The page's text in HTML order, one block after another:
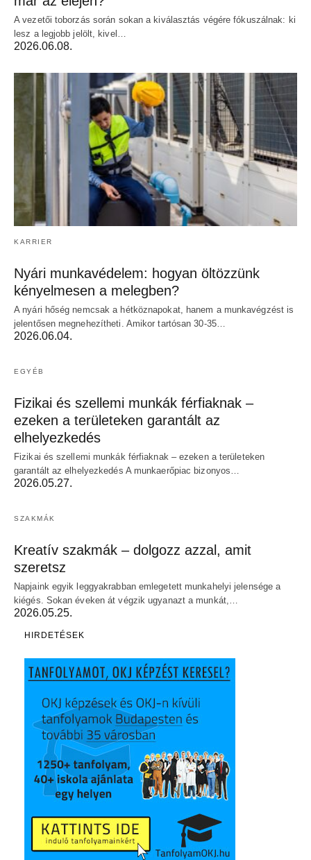
A vezetői toborzás során sokan a kiválasztás végére fókuszálnak: ki
lesz a legjobb jelölt, kivel…
2026.06.08.
KARRIER
Nyári munkavédelem: hogyan öltözzünk
kényelmesen a melegben?
A nyári hőség nemcsak a hétköznapokat, hanem a munkavégzést is
jelentősen megnehezítheti. Amikor tartósan 30-35…
2026.06.04.
EGYÉB
Fizikai és szellemi munkák férfiaknak –
ezeken a területeken garantált az
elhelyezkedés
Fizikai és szellemi munkák férfiaknak – ezeken a területeken
garantált az elhelyezkedés A munkaerőpiac bizonyos…
2026.05.27.
SZAKMÁK
Kreatív szakmák – dolgozz azzal, amit
szeretsz
Napjaink egyik leggyakrabban emlegetett munkahelyi jelensége a
kiégés. Sokan éveken át végzik ugyanazt a munkát,…
2026.05.25.
HIRDETÉSEK